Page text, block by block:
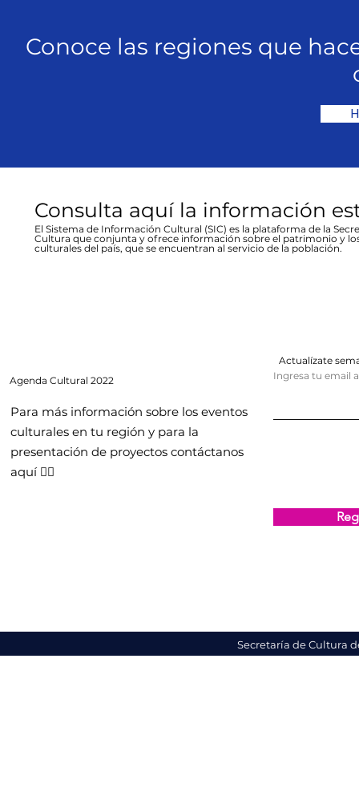
Conoce las regiones que
Consulta aquí la información
El Sistema de Información Cultural (SIC) es la plataforma de la
Cultura que conjunta y ofrece información sobre el patrimonio y
culturales del país, que se encuentran al servicio de la población.
Agenda Cultural 2022
Para más información sobre los eventos
culturales en tu región y para la
presentación de proyectos contáctanos
aquí 👇🏻
Actualízate
Ingresa tu email
Secretaría de Cultura